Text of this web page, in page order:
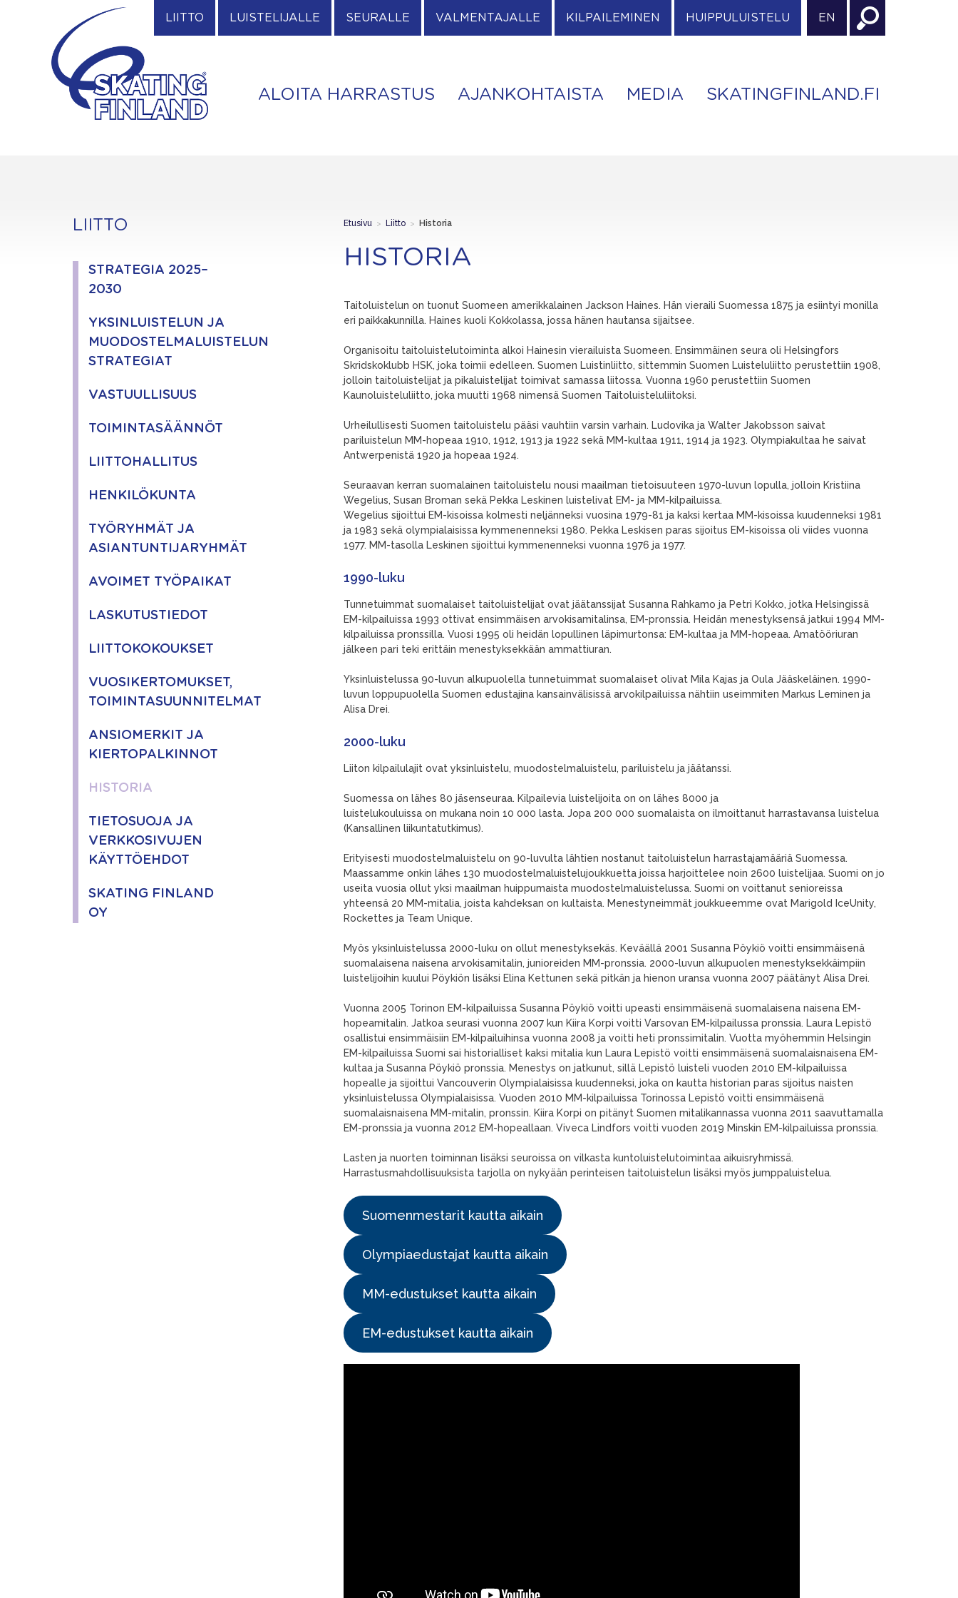
LIITTO LUISTELIJALLE SEURALLE VALMENTAJALLE KILPAILEMINEN HUIPPULUISTELU EN
ALOITA HARRASTUS AJANKOHTAISTA MEDIA SKATINGFINLAND.FI
LIITTO
STRATEGIA 2025–
2030
YKSINLUISTELUN JA
MUODOSTELMALUISTELUN
STRATEGIAT
VASTUULLISUUS
TOIMINTASÄÄNNÖT
LIITTOHALLITUS
HENKILÖKUNTA
TYÖRYHMÄT JA
ASIANTUNTIJARYHMÄT
AVOIMET TYÖPAIKAT
LASKUTUSTIEDOT
LIITTOKOKOUKSET
VUOSIKERTOMUKSET,
TOIMINTASUUNNITELMAT
ANSIOMERKIT JA
KIERTOPALKINNOT
HISTORIA
TIETOSUOJA JA
VERKKOSIVUJEN
KÄYTTÖEHDOT
SKATING FINLAND
OY
Etusivu > Liitto > Historia
HISTORIA
Taitoluistelun on tuonut Suomeen amerikkalainen Jackson Haines. Hän vieraili Suomessa 1875 ja esiintyi monilla
eri paikkakunnilla. Haines kuoli Kokkolassa, jossa hänen hautansa sijaitsee.
Organisoitu taitoluistelutoiminta alkoi Hainesin vierailuista Suomeen. Ensimmäinen seura oli Helsingfors
Skridskoklubb HSK, joka toimii edelleen. Suomen Luistinliitto, sittemmin Suomen Luisteluliitto perustettiin 1908,
jolloin taitoluistelijat ja pikaluistelijat toimivat samassa liitossa. Vuonna 1960 perustettiin Suomen
Kaunoluisteluliitto, joka muutti 1968 nimensä Suomen Taitoluisteluliitoksi.
Urheilullisesti Suomen taitoluistelu pääsi vauhtiin varsin varhain. Ludovika ja Walter Jakobsson saivat
pariluistelun MM-hopeaa 1910, 1912, 1913 ja 1922 sekä MM-kultaa 1911, 1914 ja 1923. Olympiakultaa he saivat
Antwerpenistä 1920 ja hopeaa 1924.
Seuraavan kerran suomalainen taitoluistelu nousi maailman tietoisuuteen 1970-luvun lopulla, jolloin Kristiina
Wegelius, Susan Broman sekä Pekka Leskinen luistelivat EM- ja MM-kilpailuissa.
Wegelius sijoittui EM-kisoissa kolmesti neljänneksi vuosina 1979-81 ja kaksi kertaa MM-kisoissa kuudenneksi 1981
ja 1983 sekä olympialaisissa kymmenenneksi 1980. Pekka Leskisen paras sijoitus EM-kisoissa oli viides vuonna
1977. MM-tasolla Leskinen sijoittui kymmenenneksi vuonna 1976 ja 1977.
1990-luku
Tunnetuimmat suomalaiset taitoluistelijat ovat jäätanssijat Susanna Rahkamo ja Petri Kokko, jotka Helsingissä
EM-kilpailuissa 1993 ottivat ensimmäisen arvokisamitalinsa, EM-pronssia. Heidän menestyksensä jatkui 1994 MM-
kilpailuissa pronssilla. Vuosi 1995 oli heidän lopullinen läpimurtonsa: EM-kultaa ja MM-hopeaa. Amatööriuran
jälkeen pari teki erittäin menestyksekkään ammattiuran.
Yksinluistelussa 90-luvun alkupuolella tunnetuimmat suomalaiset olivat Mila Kajas ja Oula Jääskeläinen. 1990-
luvun loppupuolella Suomen edustajina kansainvälisissä arvokilpailuissa nähtiin useimmiten Markus Leminen ja
Alisa Drei.
2000-luku
Liiton kilpailulajit ovat yksinluistelu, muodostelmaluistelu, pariluistelu ja jäätanssi.
Suomessa on lähes 80 jäsenseuraa. Kilpailevia luistelijoita on on lähes 8000 ja
luistelukouluissa on mukana noin 10 000 lasta. Jopa 200 000 suomalaista on ilmoittanut harrastavansa luistelua
(Kansallinen liikuntatutkimus).
Erityisesti muodostelmaluistelu on 90-luvulta lähtien nostanut taitoluistelun harrastajamääriä Suomessa.
Maassamme onkin lähes 130 muodostelmaluistelujoukkuetta joissa harjoittelee noin 2600 luistelijaa. Suomi on jo
useita vuosia ollut yksi maailman huippumaista muodostelmaluistelussa. Suomi on voittanut senioreissa
yhteensä 20 MM-mitalia, joista kahdeksan on kultaista. Menestyneimmät joukkueemme ovat Marigold IceUnity,
Rockettes ja Team Unique.
Myös yksinluistelussa 2000-luku on ollut menestyksekäs. Keväällä 2001 Susanna Pöykiö voitti ensimmäisenä
suomalaisena naisena arvokisamitalin, junioreiden MM-pronssia. 2000-luvun alkupuolen menestyksekkäimpiin
luistelijoihin kuului Pöykiön lisäksi Elina Kettunen sekä pitkän ja hienon uransa vuonna 2007 päätänyt Alisa Drei.
Vuonna 2005 Torinon EM-kilpailuissa Susanna Pöykiö voitti upeasti ensimmäisenä suomalaisena naisena EM-
hopeamitalin. Jatkoa seurasi vuonna 2007 kun Kiira Korpi voitti Varsovan EM-kilpailussa pronssia. Laura Lepistö
osallistui ensimmäisiin EM-kilpailuihinsa vuonna 2008 ja voitti heti pronssimitalin. Vuotta myöhemmin Helsingin
EM-kilpailuissa Suomi sai historialliset kaksi mitalia kun Laura Lepistö voitti ensimmäisenä suomalaisnaisena EM-
kultaa ja Susanna Pöykiö pronssia. Menestys on jatkunut, sillä Lepistö luisteli vuoden 2010 EM-kilpailuissa
hopealle ja sijoittui Vancouverin Olympialaisissa kuudenneksi, joka on kautta historian paras sijoitus naisten
yksinluistelussa Olympialaisissa. Vuoden 2010 MM-kilpailuissa Torinossa Lepistö voitti ensimmäisenä
suomalaisnaisena MM-mitalin, pronssin. Kiira Korpi on pitänyt Suomen mitalikannassa vuonna 2011 saavuttamalla
EM-pronssia ja vuonna 2012 EM-hopeallaan. Viveca Lindfors voitti vuoden 2019 Minskin EM-kilpailuissa pronssia.
Lasten ja nuorten toiminnan lisäksi seuroissa on vilkasta kuntoluistelutoimintaa aikuisryhmissä.
Harrastusmahdollisuuksista tarjolla on nykyään perinteisen taitoluistelun lisäksi myös jumppaluistelua.
Suomenmestarit kautta aikain
Olympiaedustajat kautta aikain
MM-edustukset kautta aikain
EM-edustukset kautta aikain